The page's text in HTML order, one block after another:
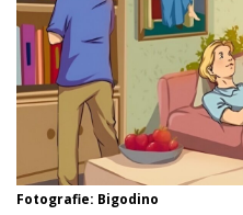
Fotografie: Bigodino